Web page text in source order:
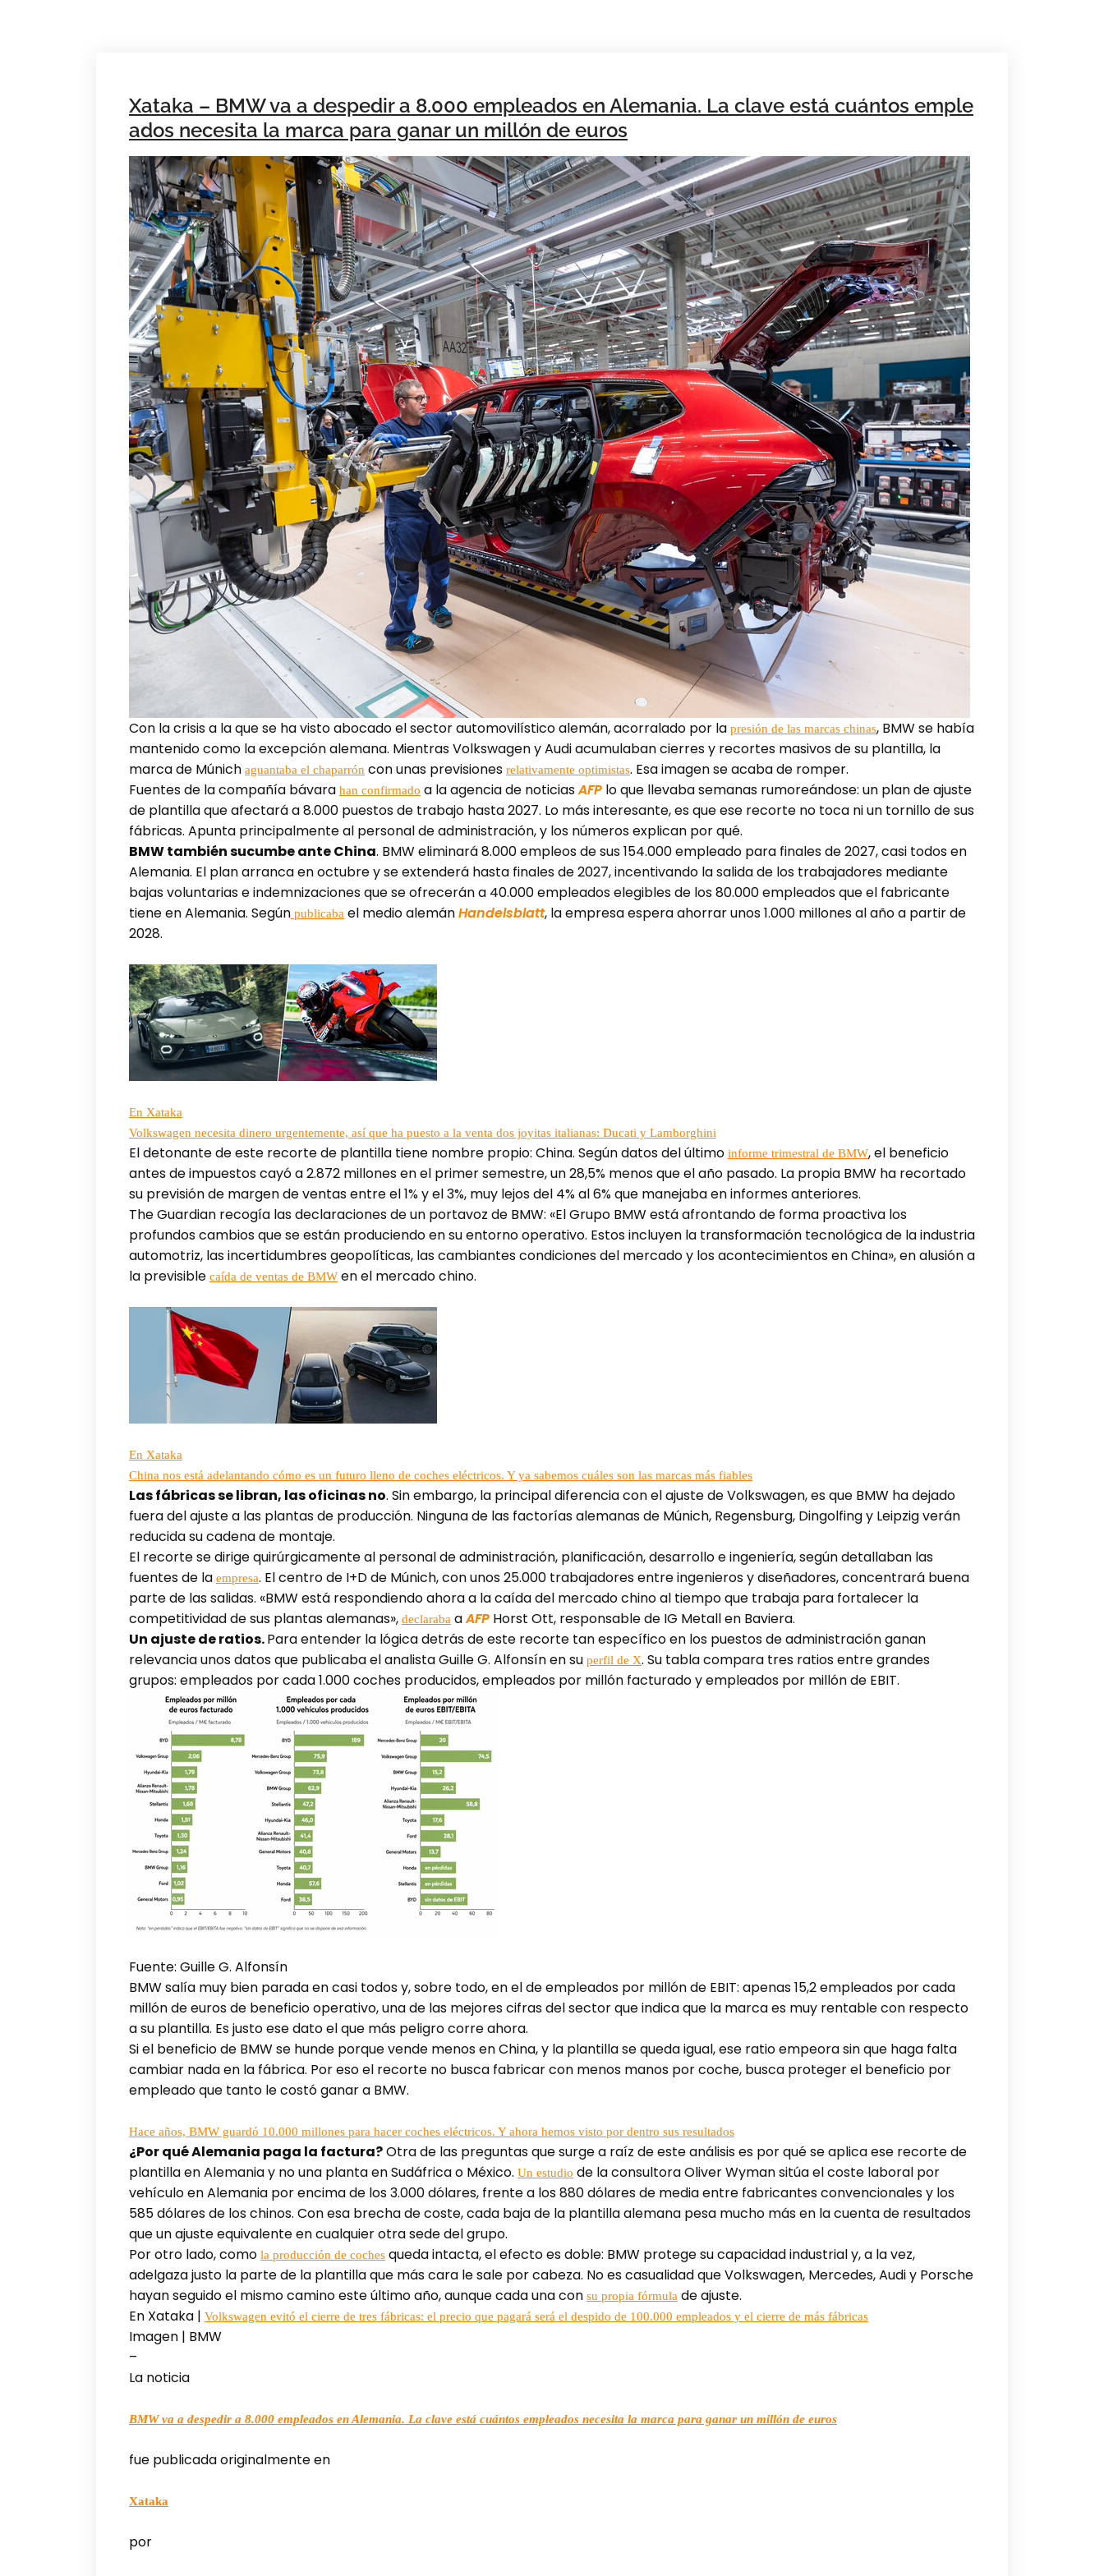
Xataka – BMW va a despedir a 8.000 empleados en Alemania. La clave está cuántos emple
ados necesita la marca para ganar un millón de euros
Con la crisis a la que se ha visto abocado el sector automovilístico alemán, acorralado por la presión de las marcas chinas, BMW se había
mantenido como la excepción alemana. Mientras Volkswagen y Audi acumulaban cierres y recortes masivos de su plantilla, la
marca de Múnich aguantaba el chaparrón con unas previsiones relativamente optimistas. Esa imagen se acaba de romper.
Fuentes de la compañía bávara han confirmado a la agencia de noticiasAFP lo que llevaba semanas rumoreándose: un plan de ajuste
de plantilla que afectará a 8.000 puestos de trabajo hasta 2027. Lo más interesante, es que ese recorte no toca ni un tornillo de sus
fábricas. Apunta principalmente al personal de administración, y los números explican por qué.
BMW también sucumbe ante China. BMW eliminará 8.000 empleos de sus 154.000 empleado para finales de 2027, casi todos en
Alemania. El plan arranca en octubre y se extenderá hasta finales de 2027, incentivando la salida de los trabajadores mediante
bajas voluntarias e indemnizaciones que se ofrecerán a 40.000 empleados elegibles de los 80.000 empleados que el fabricante
tiene en Alemania. Según publicaba el medio alemánHandelsblatt, la empresa espera ahorrar unos 1.000 millones al año a partir de
2028.
En Xataka
Volkswagen necesita dinero urgentemente, así que ha puesto a la venta dos joyitas italianas: Ducati y Lamborghini
El detonante de este recorte de plantilla tiene nombre propio: China. Según datos del último informe trimestral de BMW, el beneficio
antes de impuestos cayó a 2.872 millones en el primer semestre, un 28,5% menos que el año pasado. La propia BMW ha recortado
su previsión de margen de ventas entre el 1% y el 3%, muy lejos del 4% al 6% que manejaba en informes anteriores.
The Guardian recogía las declaraciones de un portavoz de BMW: «El Grupo BMW está afrontando de forma proactiva los
profundos cambios que se están produciendo en su entorno operativo. Estos incluyen la transformación tecnológica de la industria
automotriz, las incertidumbres geopolíticas, las cambiantes condiciones del mercado y los acontecimientos en China», en alusión a
la previsible caída de ventas de BMW en el mercado chino.
En Xataka
China nos está adelantando cómo es un futuro lleno de coches eléctricos. Y ya sabemos cuáles son las marcas más fiables
Las fábricas se libran, las oficinas no. Sin embargo, la principal diferencia con el ajuste de Volkswagen, es que BMW ha dejado
fuera del ajuste a las plantas de producción. Ninguna de las factorías alemanas de Múnich, Regensburg, Dingolfing y Leipzig verán
reducida su cadena de montaje.
El recorte se dirige quirúrgicamente al personal de administración, planificación, desarrollo e ingeniería, según detallaban las
fuentes de la empresa. El centro de I+D de Múnich, con unos 25.000 trabajadores entre ingenieros y diseñadores, concentrará buena
parte de las salidas. «BMW está respondiendo ahora a la caída del mercado chino al tiempo que trabaja para fortalecer la
competitividad de sus plantas alemanas», declaraba aAFP Horst Ott, responsable de IG Metall en Baviera.
Un ajuste de ratios.Para entender la lógica detrás de este recorte tan específico en los puestos de administración ganan
relevancia unos datos que publicaba el analista Guille G. Alfonsín en su perfil de X. Su tabla compara tres ratios entre grandes
grupos: empleados por cada 1.000 coches producidos, empleados por millón facturado y empleados por millón de EBIT.
Fuente: Guille G. Alfonsín
BMW salía muy bien parada en casi todos y, sobre todo, en el de empleados por millón de EBIT: apenas 15,2 empleados por cada
millón de euros de beneficio operativo, una de las mejores cifras del sector que indica que la marca es muy rentable con respecto
a su plantilla. Es justo ese dato el que más peligro corre ahora.
Si el beneficio de BMW se hunde porque vende menos en China, y la plantilla se queda igual, ese ratio empeora sin que haga falta
cambiar nada en la fábrica. Por eso el recorte no busca fabricar con menos manos por coche, busca proteger el beneficio por
empleado que tanto le costó ganar a BMW.
Hace años, BMW guardó 10.000 millones para hacer coches eléctricos. Y ahora hemos visto por dentro sus resultados
¿Por qué Alemania paga la factura?Otra de las preguntas que surge a raíz de este análisis es por qué se aplica ese recorte de
plantilla en Alemania y no una planta en Sudáfrica o México. Un estudio de la consultora Oliver Wyman sitúa el coste laboral por
vehículo en Alemania por encima de los 3.000 dólares, frente a los 880 dólares de media entre fabricantes convencionales y los
585 dólares de los chinos. Con esa brecha de coste, cada baja de la plantilla alemana pesa mucho más en la cuenta de resultados
que un ajuste equivalente en cualquier otra sede del grupo.
Por otro lado, como la producción de coches queda intacta, el efecto es doble: BMW protege su capacidad industrial y, a la vez,
adelgaza justo la parte de la plantilla que más cara le sale por cabeza. No es casualidad que Volkswagen, Mercedes, Audi y Porsche
hayan seguido el mismo camino este último año, aunque cada una con su propia fórmula de ajuste.
En Xataka | Volkswagen evitó el cierre de tres fábricas: el precio que pagará será el despido de 100.000 empleados y el cierre de más fábricas
Imagen | BMW
–
La noticia
BMW va a despedir a 8.000 empleados en Alemania. La clave está cuántos empleados necesita la marca para ganar un millón de euros
fue publicada originalmente en
Xataka
por